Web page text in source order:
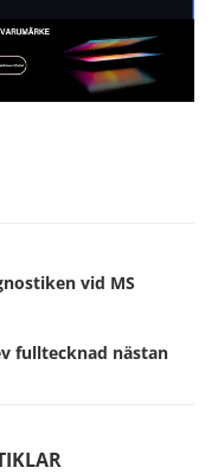
vid MS
fulltecknad nästan